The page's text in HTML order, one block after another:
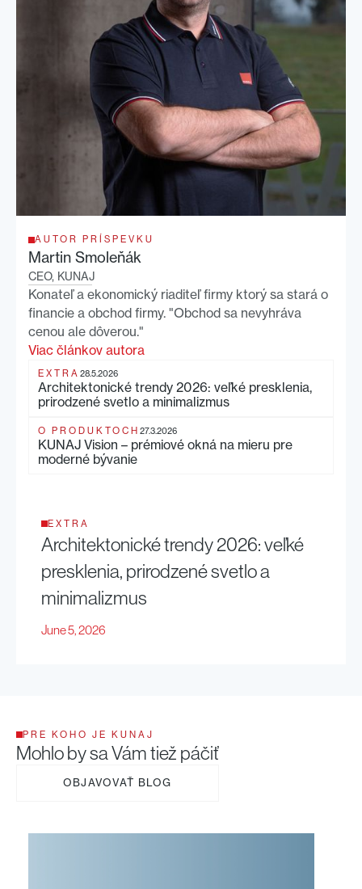
AUTOR PRÍSPEVKU
Martin Smoleňák
CEO, KUNAJ
Konateľ a ekonomický riaditeľ firmy ktorý sa stará o
financie a obchod firmy. "Obchod sa nevyhráva
cenou ale dôverou."
Viac článkov autora
EXTRA 28.5.2026
Architektonické trendy 2026: veľké presklenia,
prirodzené svetlo a minimalizmus
O PRODUKTOCH 27.3.2026
KUNAJ Vision – prémiové okná na mieru pre
moderné bývanie
EXTRA
Architektonické trendy 2026: veľké
presklenia, prirodzené svetlo a
minimalizmus
June 5, 2026
PRE KOHO JE KUNAJ
Mohlo by sa Vám tiež páčiť
OBJAVOVAŤ BLOG